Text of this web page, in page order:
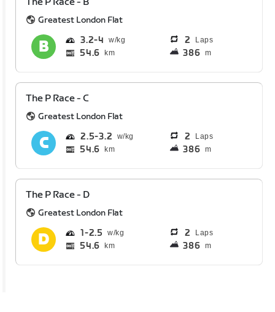
Greatest London Flat
3.2 4 2 Laps
54.6 km 386 m
The P Race - C
Greatest London Flat
2.5 3.2 2 Laps
54.6 km 386 m
The P Race - D
Greatest London Flat
1 2.5 2 Laps
54.6 km 386 m